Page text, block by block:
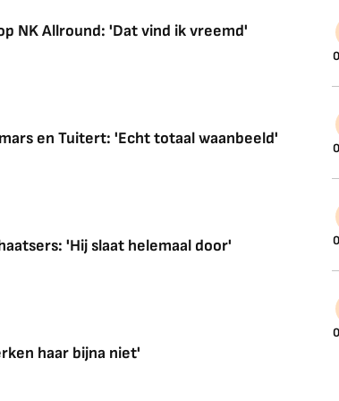
NK Allround: 'Dat vind ik vreemd'
en Tuitert: 'Echt totaal waanbeeld'
'Hij slaat helemaal door'
haar bijna niet'